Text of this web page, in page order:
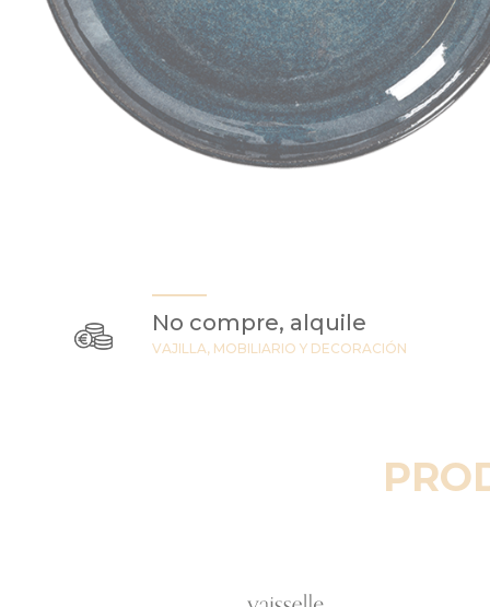
No compre, alquile
VAJILLA, MOBILIARIO Y DECORACIÓN